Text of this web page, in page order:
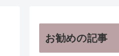
お勧めの記事